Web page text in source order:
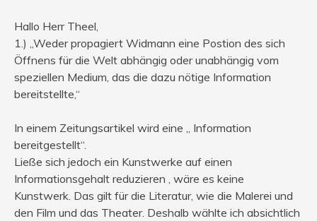
Hallo Herr Theel,
1.) „Weder propagiert Widmann eine Postion des sich
Öffnens für die Welt abhängig oder unabhängig vom
speziellen Medium, das die dazu nötige Information
bereitstellte,“
In einem Zeitungsartikel wird eine „ Information
bereitgestellt“.
Ließe sich jedoch ein Kunstwerke auf einen
Informationsgehalt reduzieren , wäre es keine
Kunstwerk. Das gilt für die Literatur, wie die Malerei und
den Film und das Theater. Deshalb wählte ich absichtlich